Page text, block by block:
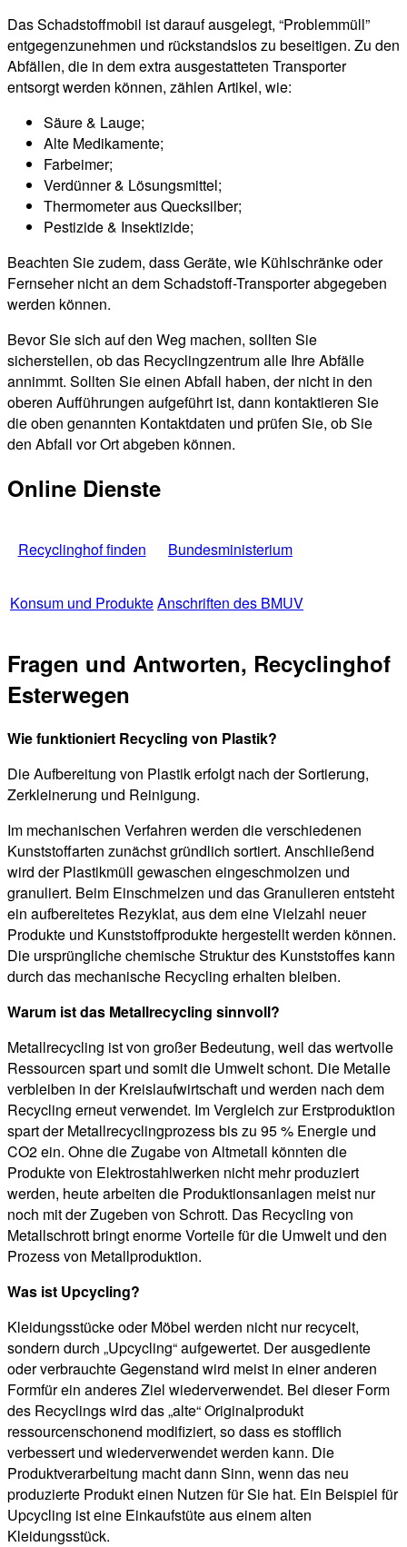
Das Schadstoffmobil ist darauf ausgelegt, “Problemmüll”
entgegenzunehmen und rückstandslos zu beseitigen. Zu den
Abfällen, die in dem extra ausgestatteten Transporter
entsorgt werden können, zählen Artikel, wie:
Säure & Lauge;
Alte Medikamente;
Farbeimer;
Verdünner & Lösungsmittel;
Thermometer aus Quecksilber;
Pestizide & Insektizide;
Beachten Sie zudem, dass Geräte, wie Kühlschränke oder
Fernseher nicht an dem Schadstoff-Transporter abgegeben
werden können.
Bevor Sie sich auf den Weg machen, sollten Sie
sicherstellen, ob das Recyclingzentrum alle Ihre Abfälle
annimmt. Sollten Sie einen Abfall haben, der nicht in den
oberen Aufführungen aufgeführt ist, dann kontaktieren Sie
die oben genannten Kontaktdaten und prüfen Sie, ob Sie
den Abfall vor Ort abgeben können.
Online Dienste
Recyclinghof finden Bundesministerium
Konsum und ProdukteAnschriften des BMUV
Fragen und Antworten, Recyclinghof
Esterwegen
Wie funktioniert Recycling von Plastik?
Die Aufbereitung von Plastik erfolgt nach der Sortierung,
Zerkleinerung und Reinigung.
Im mechanischen Verfahren werden die verschiedenen
Kunststoffarten zunächst gründlich sortiert. Anschließend
wird der Plastikmüll gewaschen eingeschmolzen und
granuliert. Beim Einschmelzen und das Granulieren entsteht
ein aufbereitetes Rezyklat, aus dem eine Vielzahl neuer
Produkte und Kunststoffprodukte hergestellt werden können.
Die ursprüngliche chemische Struktur des Kunststoffes kann
durch das mechanische Recycling erhalten bleiben.
Warum ist das Metallrecycling sinnvoll?
Metallrecycling ist von großer Bedeutung, weil das wertvolle
Ressourcen spart und somit die Umwelt schont. Die Metalle
verbleiben in der Kreislaufwirtschaft und werden nach dem
Recycling erneut verwendet. Im Vergleich zur Erstproduktion
spart der Metallrecyclingprozess bis zu 95 % Energie und
CO2 ein. Ohne die Zugabe von Altmetall könnten die
Produkte von Elektrostahlwerken nicht mehr produziert
werden, heute arbeiten die Produktionsanlagen meist nur
noch mit der Zugeben von Schrott. Das Recycling von
Metallschrott bringt enorme Vorteile für die Umwelt und den
Prozess von Metallproduktion.
Was ist Upcycling?
Kleidungsstücke oder Möbel werden nicht nur recycelt,
sondern durch „Upcycling“ aufgewertet. Der ausgediente
oder verbrauchte Gegenstand wird meist in einer anderen
Formfür ein anderes Ziel wiederverwendet. Bei dieser Form
des Recyclings wird das „alte“ Originalprodukt
ressourcenschonend modifiziert, so dass es stofflich
verbessert und wiederverwendet werden kann. Die
Produktverarbeitung macht dann Sinn, wenn das neu
produzierte Produkt einen Nutzen für Sie hat. Ein Beispiel für
Upcycling ist eine Einkaufstüte aus einem alten
Kleidungsstück.